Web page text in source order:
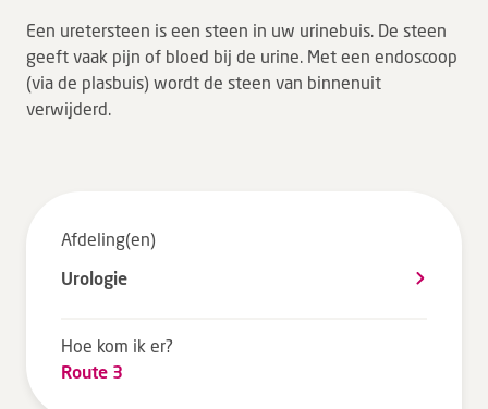
Behandelingen
Bloedafname
Kinderwebsite
Tarieven en vergoeding
Uw gegevens
Wachttijden
Een uretersteen is een steen in uw urinebuis. De steen
geeft vaak pijn of bloed bij de urine. Met een endoscoop
(via de plasbuis) wordt de steen van binnenuit
verwijderd.
Afdeling(en)
Urologie
Hoe kom ik er?
Route 3